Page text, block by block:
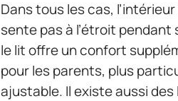
Dans tous les cas,
sente pas à l’étroit
le lit offre un confort
pour les parents, plus
ajustable. Il existe aussi